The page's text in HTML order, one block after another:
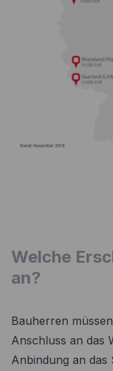
Welche
an?
Bauherren
Anschluss an das
Anbindung an das